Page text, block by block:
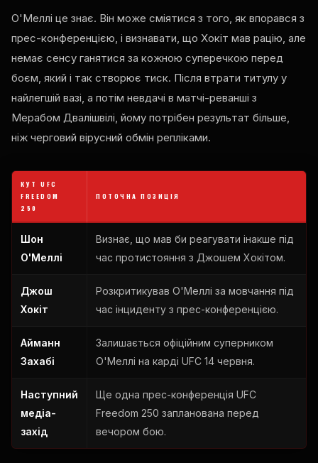
О'Меллі це знає. Він може сміятися з того, як впорався з
прес-конференцією, і визнавати, що Хокіт мав рацію, але
немає сенсу ганятися за кожною суперечкою перед
боєм, який і так створює тиск. Після втрати титулу у
найлегшій вазі, а потім невдачі в матчі-реванші з
Мерабом Двалішвілі, йому потрібен результат більше,
ніж черговий вірусний обмін репліками.
КУТ UFC
FREEDOM
250
ПОТОЧНА ПОЗИЦІЯ
Шон
О'Меллі
Визнає, що мав би реагувати інакше під
час протистояння з Джошем Хокітом.
Джош
Хокіт
Розкритикував О'Меллі за мовчання під
час інциденту з прес-конференцією.
Айманн
Захабі
Залишається офіційним суперником
О'Меллі на карді UFC 14 червня.
Наступний
медіа-
захід
Ще одна прес-конференція UFC
Freedom 250 запланована перед
вечором бою.